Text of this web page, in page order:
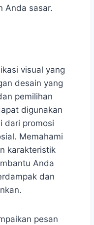
Anda sasar.
visual yang
desain yang
pemilihan
digunakan
dari promosi
Memahami
karakteristik
Anda
dan
pesan